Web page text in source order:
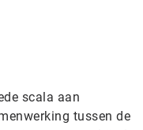
scala aan
tussen de